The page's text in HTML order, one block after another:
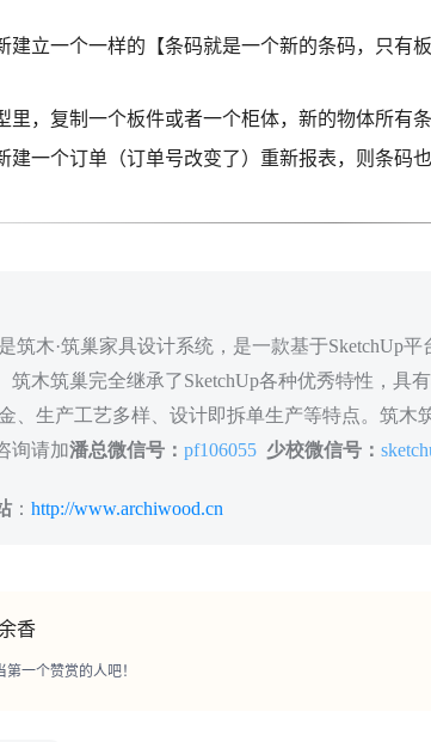
建立一个一样的【条码就是一个新的条码，只有
里，复制一个板件或者一个柜体，新的物体所有
建一个订单（订单号改变了）重新报表，则条码
筑木·筑巢家具设计系统，是一款基于SketchUp
筑木筑巢完全继承了SketchUp各种优秀特性，具
、生产工艺多样、设计即拆单生产等特点。筑木
询请加潘总微信号： pf106055 少校微信号：
： http://www.archiwood.cn
香
一个赞赏的人吧！